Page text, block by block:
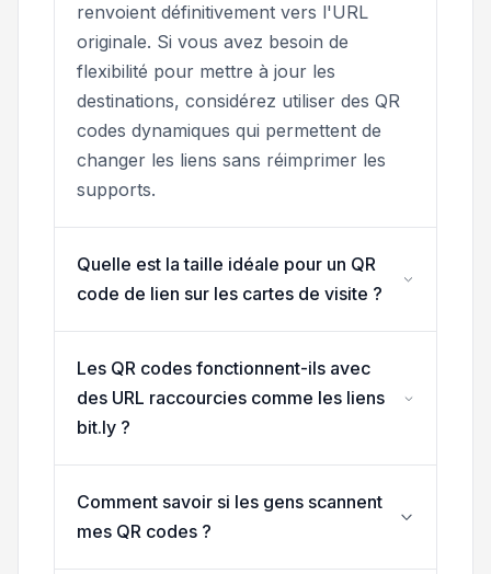
renvoient définitivement vers l'URL
originale. Si vous avez besoin de
flexibilité pour mettre à jour les
destinations, considérez utiliser des QR
codes dynamiques qui permettent de
changer les liens sans réimprimer les
supports.
Quelle est la taille idéale pour un QR
code de lien sur les cartes de visite ?
Les QR codes fonctionnent-ils avec
des URL raccourcies comme les liens
bit.ly ?
Comment savoir si les gens scannent
mes QR codes ?